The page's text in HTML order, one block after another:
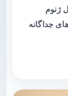
ژنوم
جداگانه